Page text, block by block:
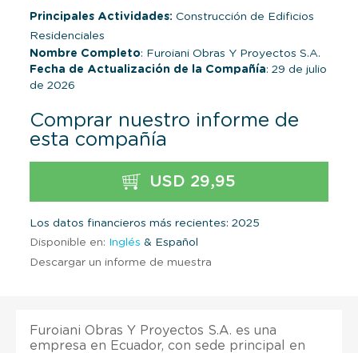
Principales Actividades: Construcción de Edificios
Residenciales
Nombre Completo: Furoiani Obras Y Proyectos S.A.
Fecha de Actualización de la Compañía: 29 de julio
de 2026
Comprar nuestro informe de
esta compañía
USD 29,95
Los datos financieros más recientes: 2025
Disponible en: Inglés & Español
Descargar un informe de muestra
Furoiani Obras Y Proyectos S.A. es una
empresa en Ecuador, con sede principal en